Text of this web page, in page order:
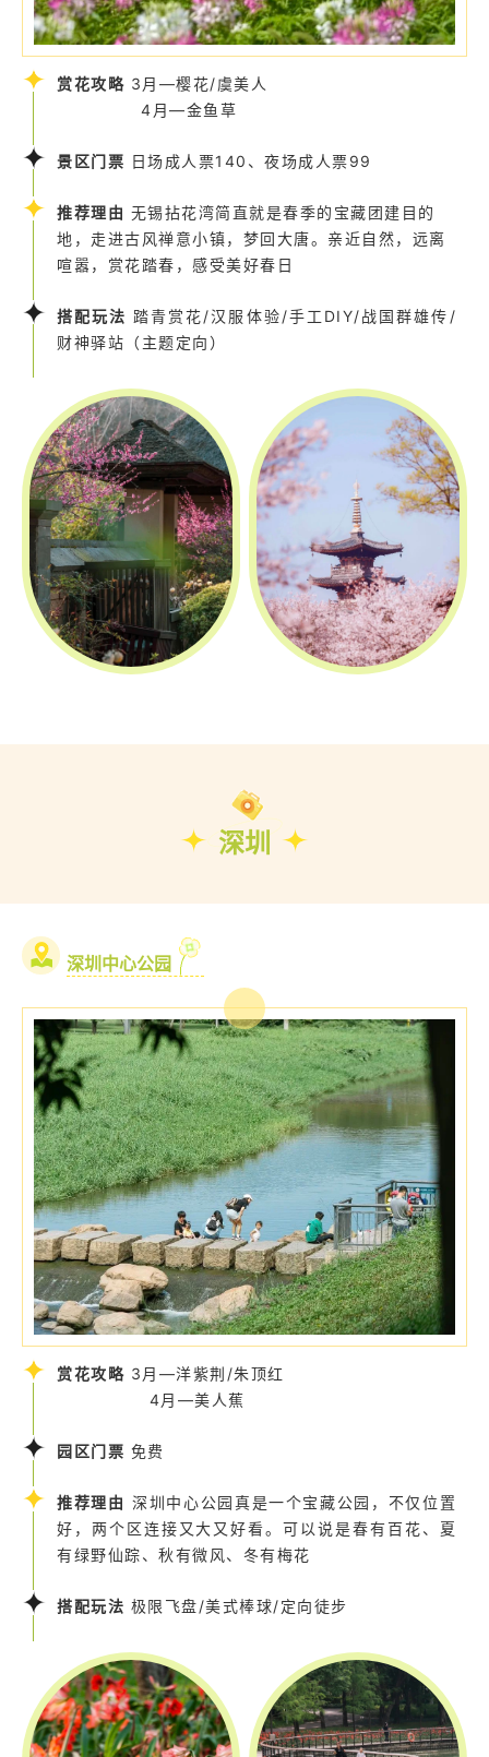
赏花攻略 3月—樱花/虞美人
4月—金鱼草
景区门票 日场成人票140、夜场成人票99
推荐理由 无锡拈花湾简直就是春季的宝藏团建目的
地，走进古风禅意小镇，梦回大唐。亲近自然，远离
喧嚣，赏花踏春，感受美好春日
搭配玩法 踏青赏花/汉服体验/手工DIY/战国群雄传/
财神驿站（主题定向）
深圳
深圳中心公园
赏花攻略 3月—洋紫荆/朱顶红
4月—美人蕉
园区门票 免费
推荐理由 深圳中心公园真是一个宝藏公园，不仅位置
好，两个区连接又大又好看。可以说是春有百花、夏
有绿野仙踪、秋有微风、冬有梅花
搭配玩法 极限飞盘/美式棒球/定向徒步